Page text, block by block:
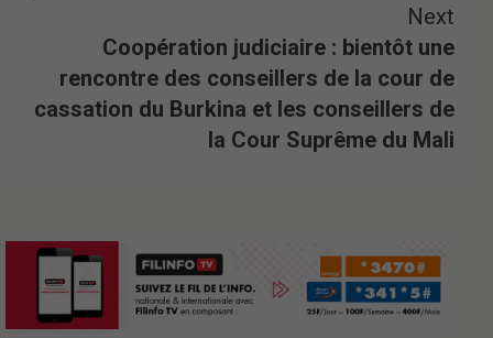
Next
Coopération judiciaire : bientôt une
rencontre des conseillers de la cour de
cassation du Burkina et les conseillers de
la Cour Suprême du Mali